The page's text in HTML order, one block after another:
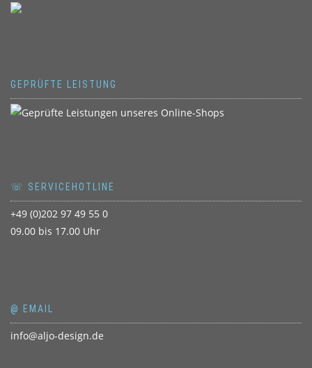
GEPRÜFTE LEISTUNG
☏ SERVICEHOTLINE
+49 (0)202 97 49 55 0
09.00 bis 17.00 Uhr
@ EMAIL
info@aljo-design.de